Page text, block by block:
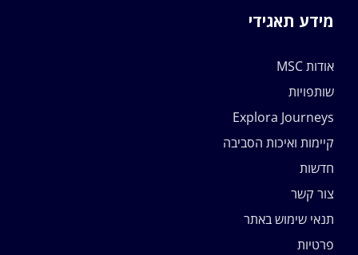
מידע תאגידי
אודות MSC
שותפויות
Explora Journeys
קיימות ואיכות הסביבה
חדשות
צור קשר
תנאי שימוש באתר
פרטיות